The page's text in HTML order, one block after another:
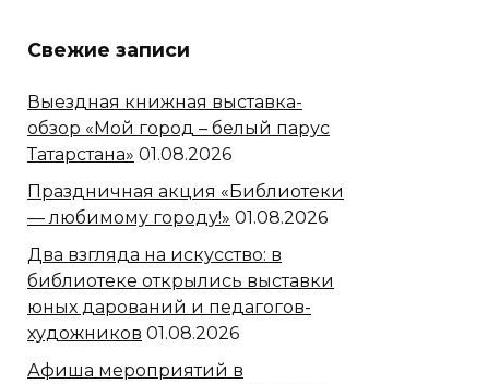
Свежие записи
Выездная книжная выставка-
обзор «Мой город – белый парус
Татарстана» 01.08.2026
Праздничная акция «Библиотеки
— любимому городу!» 01.08.2026
Два взгляда на искусство: в
библиотеке открылись выставки
юных дарований и педагогов-
художников 01.08.2026
Афиша мероприятий в